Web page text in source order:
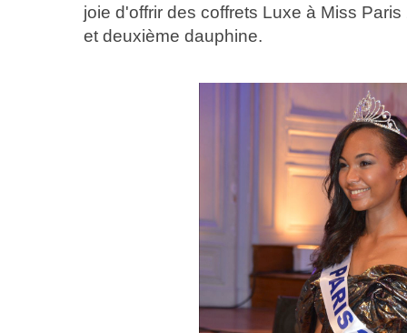
joie d'offrir des coffrets Luxe à Miss
et deuxième dauphine.